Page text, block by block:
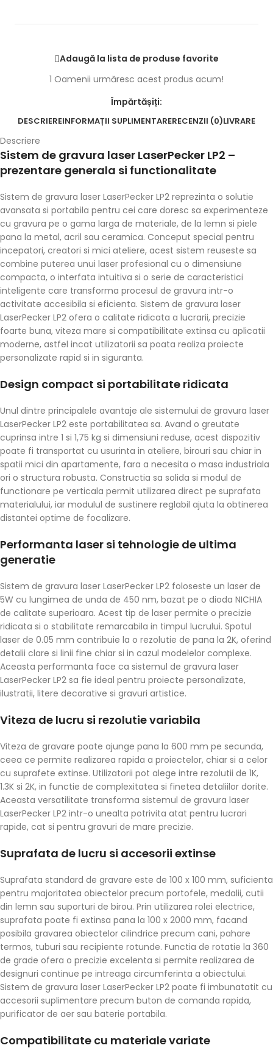
Adaugă la lista de produse favorite
1 Oamenii urmăresc acest produs acum!
Împărtășiți:
DESCRIEREINFORMAȚII SUPLIMENTARERECENZII (0)LIVRARE
Descriere
Sistem de gravura laser LaserPecker LP2 –
prezentare generala si functionalitate
Sistem de gravura laser LaserPecker LP2 reprezinta o solutie
avansata si portabila pentru cei care doresc sa experimenteze
cu gravura pe o gama larga de materiale, de la lemn si piele
pana la metal, acril sau ceramica. Conceput special pentru
incepatori, creatori si mici ateliere, acest sistem reuseste sa
combine puterea unui laser profesional cu o dimensiune
compacta, o interfata intuitiva si o serie de caracteristici
inteligente care transforma procesul de gravura intr-o
activitate accesibila si eficienta. Sistem de gravura laser
LaserPecker LP2 ofera o calitate ridicata a lucrarii, precizie
foarte buna, viteza mare si compatibilitate extinsa cu aplicatii
moderne, astfel incat utilizatorii sa poata realiza proiecte
personalizate rapid si in siguranta.
Design compact si portabilitate ridicata
Unul dintre principalele avantaje ale sistemului de gravura laser
LaserPecker LP2 este portabilitatea sa. Avand o greutate
cuprinsa intre 1 si 1,75 kg si dimensiuni reduse, acest dispozitiv
poate fi transportat cu usurinta in ateliere, birouri sau chiar in
spatii mici din apartamente, fara a necesita o masa industriala
ori o structura robusta. Constructia sa solida si modul de
functionare pe verticala permit utilizarea direct pe suprafata
materialului, iar modulul de sustinere reglabil ajuta la obtinerea
distantei optime de focalizare.
Performanta laser si tehnologie de ultima
generatie
Sistem de gravura laser LaserPecker LP2 foloseste un laser de
5W cu lungimea de unda de 450 nm, bazat pe o dioda NICHIA
de calitate superioara. Acest tip de laser permite o precizie
ridicata si o stabilitate remarcabila in timpul lucrului. Spotul
laser de 0.05 mm contribuie la o rezolutie de pana la 2K, oferind
detalii clare si linii fine chiar si in cazul modelelor complexe.
Aceasta performanta face ca sistemul de gravura laser
LaserPecker LP2 sa fie ideal pentru proiecte personalizate,
ilustratii, litere decorative si gravuri artistice.
Viteza de lucru si rezolutie variabila
Viteza de gravare poate ajunge pana la 600 mm pe secunda,
ceea ce permite realizarea rapida a proiectelor, chiar si a celor
cu suprafete extinse. Utilizatorii pot alege intre rezolutii de 1K,
1.3K si 2K, in functie de complexitatea si finetea detaliilor dorite.
Aceasta versatilitate transforma sistemul de gravura laser
LaserPecker LP2 intr-o unealta potrivita atat pentru lucrari
rapide, cat si pentru gravuri de mare precizie.
Suprafata de lucru si accesorii extinse
Suprafata standard de gravare este de 100 x 100 mm, suficienta
pentru majoritatea obiectelor precum portofele, medalii, cutii
din lemn sau suporturi de birou. Prin utilizarea rolei electrice,
suprafata poate fi extinsa pana la 100 x 2000 mm, facand
posibila gravarea obiectelor cilindrice precum cani, pahare
termos, tuburi sau recipiente rotunde. Functia de rotatie la 360
de grade ofera o precizie excelenta si permite realizarea de
designuri continue pe intreaga circumferinta a obiectului.
Sistem de gravura laser LaserPecker LP2 poate fi imbunatatit cu
accesorii suplimentare precum buton de comanda rapida,
purificator de aer sau baterie portabila.
Compatibilitate cu materiale variate